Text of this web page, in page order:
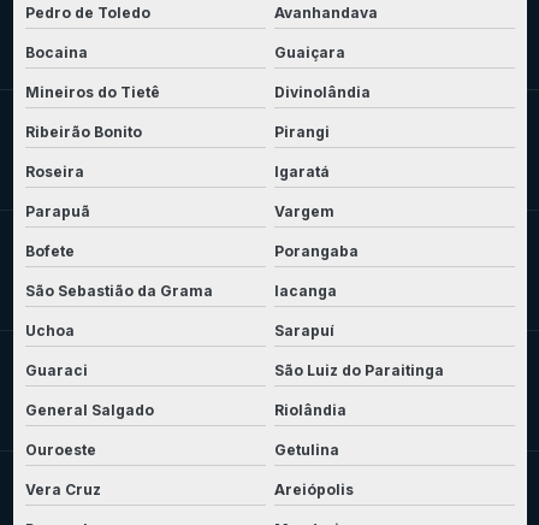
Pedro de Toledo Avanhandava
Bocaina Guaiçara
Mineiros do Tietê Divinolândia
Ribeirão Bonito Pirangi
Roseira Igaratá
Parapuã Vargem
Bofete Porangaba
São Sebastião da Grama Iacanga
Uchoa Sarapuí
Guaraci São Luiz do Paraitinga
General Salgado Riolândia
Ouroeste Getulina
Vera Cruz Areiópolis